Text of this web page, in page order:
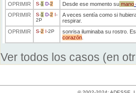
OPRIMIR
S-1 D-2 Desde ese momento sumano
OPRIMIR
S-1 D-2 I-
2P
A veces sentía como si
respirar.
OPRIMIR
S-2 I-2P
sonrisa iluminaba su rostro.
corazón.
Ver todos los casos (en